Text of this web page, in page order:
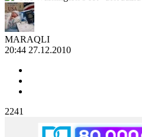
MARAQLI
20:44 27.12.2010
2241